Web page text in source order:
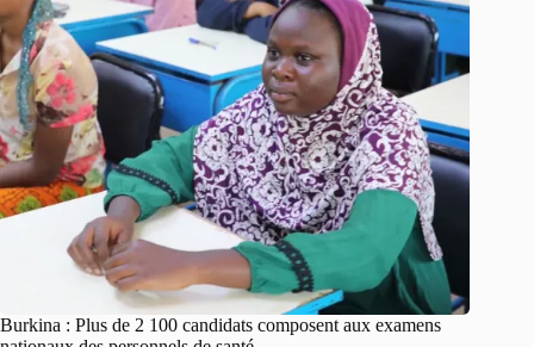
Burkina : Plus de 2 100 candidats composent aux examens